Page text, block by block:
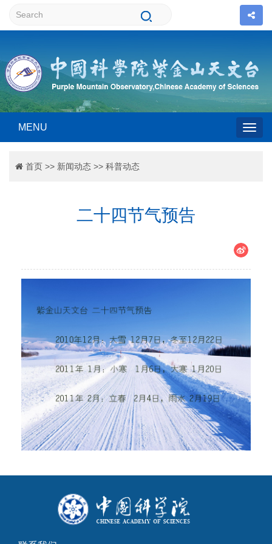
MENU
首页 >> 新闻动态 >> 科普动态
二十四节气预告